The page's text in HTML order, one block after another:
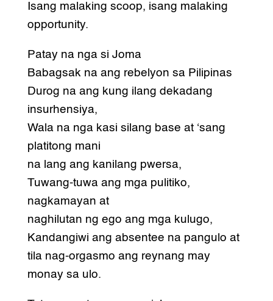
Isang malaking scoop, isang malaking
opportunity.
Patay na nga si Joma
Babagsak na ang rebelyon sa Pilipinas
Durog na ang kung ilang dekadang
insurhensiya,
Wala na nga kasi silang base at ‘sang
platitong mani
na lang ang kanilang pwersa,
Tuwang-tuwa ang mga pulitiko,
nagkamayan at
naghilutan ng ego ang mga kulugo,
Kandangiwi ang absentee na pangulo at
tila nag-orgasmo ang reynang may
monay sa ulo.